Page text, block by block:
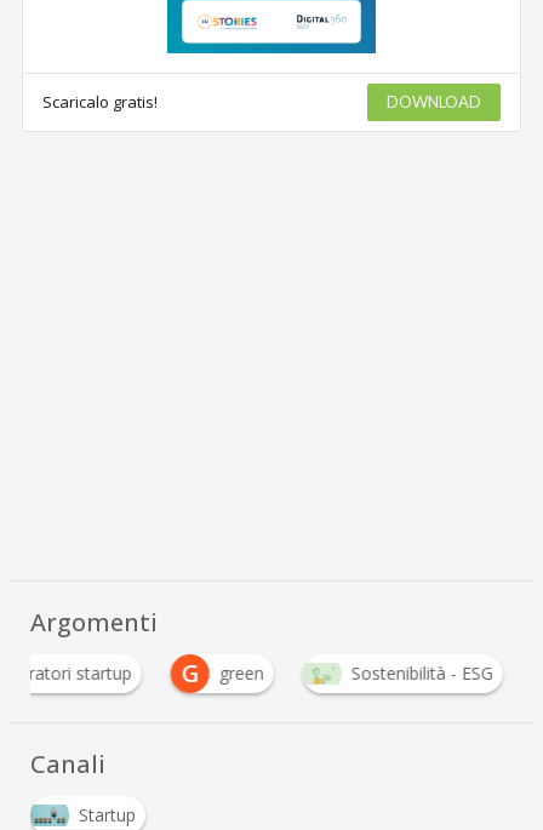
Scaricalo gratis! DOWNLOAD
Argomenti
startup G green Sostenibilità - ESG
Canali
Startup